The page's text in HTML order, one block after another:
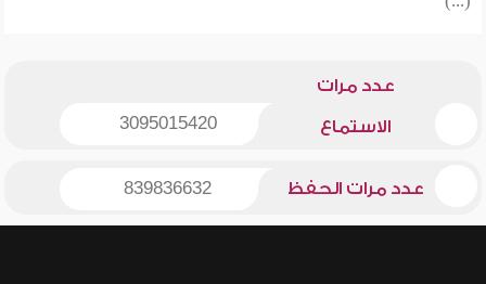
عدد مرات
الاستماع 3095015420
عدد مرات الحفظ 839836632